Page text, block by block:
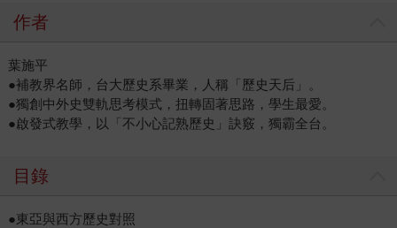
作者
葉施平
●補教界名師，台大歷史系畢業，人稱「歷史天后」。
●獨創中外史雙軌思考模式，扭轉固著思路，學生最愛。
●啟發式教學，以「不小心記熟歷史」訣竅，獨霸全台。
目錄
●東亞與西方歷史對照